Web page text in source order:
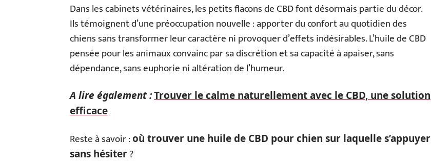
Dans les cabinets vétérinaires, les petits flacons de CBD font désormais partie du décor.
Ils témoignent d’une préoccupation nouvelle : apporter du confort au quotidien des
chiens sans transformer leur caractère ni provoquer d’effets indésirables. L’huile de CBD
pensée pour les animaux convainc par sa discrétion et sa capacité à apaiser, sans
dépendance, sans euphorie ni altération de l’humeur.
A lire également :Trouver le calme naturellement avec le CBD, une solution
efficace
Reste à savoir :où trouver une huile de CBD pour chien sur laquelle s’appuyer
sans hésiter?